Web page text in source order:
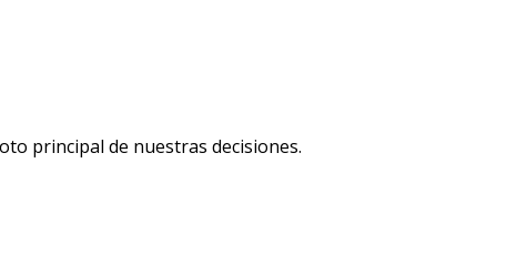
principal de nuestras decisiones.